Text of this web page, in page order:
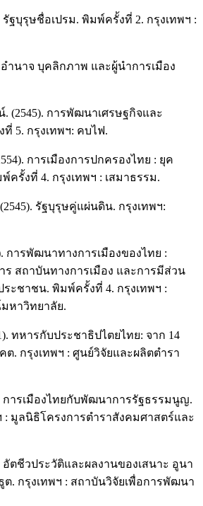
รัฐบุรุษชื่อเปรม. พิมพ์ครั้งที่ 2. กรุงเทพฯ :
ำนาจ บุคลิกภาพ และผู้นำการเมือง
(2545). การพัฒนาเศรษฐกิจและ
5. กรุงเทพฯ: คบไฟ.
การเมืองการปกครองไทย : ยุค
ครั้งที่ 4. กรุงเทพฯ : เสมาธรรม.
รัฐบุรุษคู่แผ่นดิน. กรุงเทพฯ:
การพัฒนาทางการเมืองของไทย :
สถาบันทางการเมือง และการมีส่วน
ระชาชน. พิมพ์ครั้งที่ 4. กรุงเทพฯ :
หาวิทยาลัย.
ทหารกับประชาธิปไตยไทย: จาก 14
. กรุงเทพฯ : ศูนย์วิจัยและผลิตตำรา
การเมืองไทยกับพัฒนาการรัฐธรรมนูญ.
: มูลนิธิโครงการตำราสังคมศาสตร์และ
อัตชีวประวัติและผลงานของเสนาะ อูนา
. กรุงเทพฯ : สถาบันวิจัยเพื่อการพัฒนา